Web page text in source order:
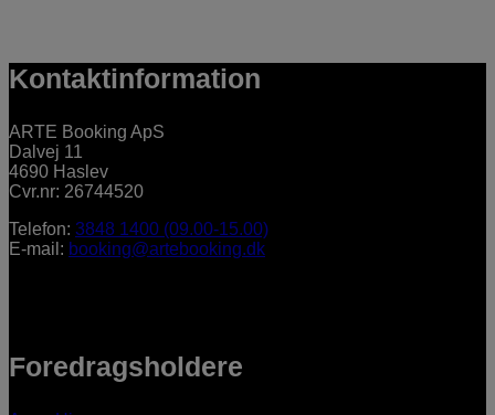
Kontaktinformation
ARTE Booking ApS
Dalvej 11
4690 Haslev
Cvr.nr: 26744520
Telefon: 3848 1400 (09.00-15.00)
E-mail: booking@artebooking.dk
Foredragsholdere